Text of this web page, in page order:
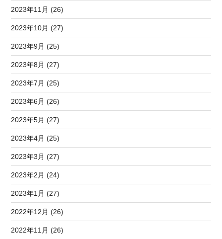
2023年11月 (26)
2023年10月 (27)
2023年9月 (25)
2023年8月 (27)
2023年7月 (25)
2023年6月 (26)
2023年5月 (27)
2023年4月 (25)
2023年3月 (27)
2023年2月 (24)
2023年1月 (27)
2022年12月 (26)
2022年11月 (26)